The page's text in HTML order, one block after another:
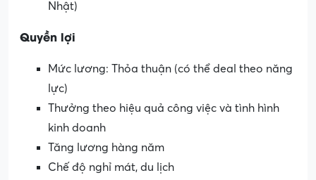
Nhật)
Quyền lợi
Mức lương: Thỏa thuận (có thể deal theo năng
lực)
Thưởng theo hiệu quả công việc và tình hình
kinh doanh
Tăng lương hàng năm
Chế độ nghỉ mát, du lịch